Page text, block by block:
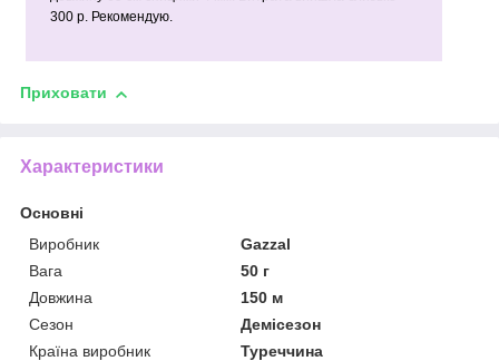
300 р. Рекомендую.
Приховати
Характеристики
Основні
Виробник
Gazzal
Вага
50 г
Довжина
150 м
Сезон
Демісезон
Країна виробник
Туреччина